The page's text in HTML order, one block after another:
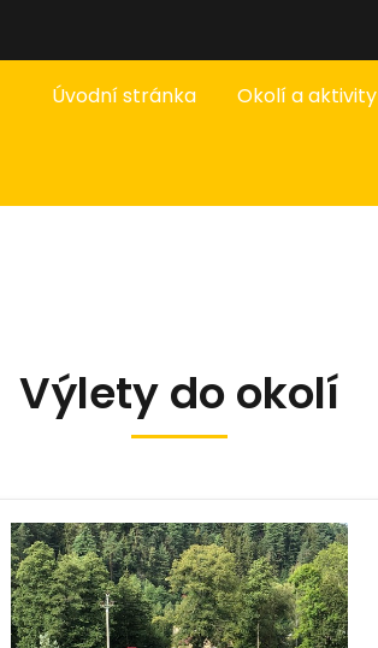
Úvodní stránka Okolí a aktivity
Výlety do okolí